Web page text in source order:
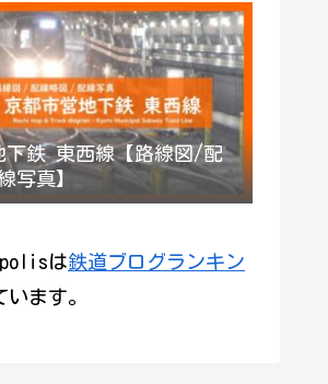
下鉄 東西線【路線図/配
写真】
は鉄道ブログランキン
ます。